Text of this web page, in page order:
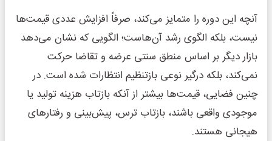
آنچه این دوره را متمایز می‌کند، صرفاً افزایش عددی قیمت‌ها
نیست، بلکه الگوی رشد آن‌هاست؛ الگویی که نشان می‌دهد
بازار دیگر بر اساس منطق سنتی عرضه و تقاضا حرکت
نمی‌کند، بلکه درگیر نوعی بازتنظیم انتظارات شده است. در
چنین فضایی، قیمت‌ها بیشتر از آنکه بازتاب هزینه تولید یا
موجودی واقعی باشند، بازتاب ترس، پیش‌بینی و رفتارهای
هیجانی هستند.